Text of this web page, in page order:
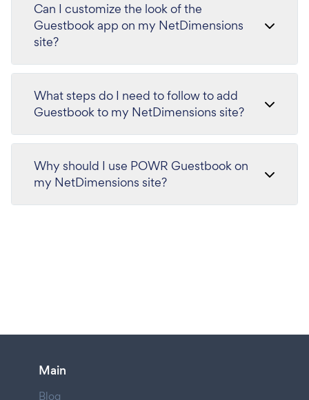
Can I customize the look of the
Guestbook app on my NetDimensions
site?
What steps do I need to follow to add
Guestbook to my NetDimensions site?
Why should I use POWR Guestbook on
my NetDimensions site?
Main
Blog